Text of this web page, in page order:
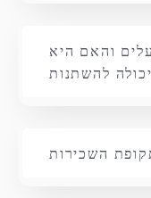
והאם היא